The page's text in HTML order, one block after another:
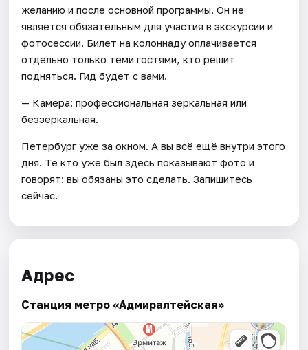
желанию и после основной программы. Он не
является обязательным для участия в экскурсии и
фотосессии. Билет на колоннаду оплачивается
отдельно только теми гостями, кто решит
подняться. Гид будет с вами.
— Камера: профессиональная зеркальная или
беззеркальная.
Петербург уже за окном. А вы всё ещё внутри этого
дня. Те кто уже был здесь показывают фото и
говорят: вы обязаны это сделать. Запишитесь
сейчас.
Адрес
Станция метро «Адмиралтейская»